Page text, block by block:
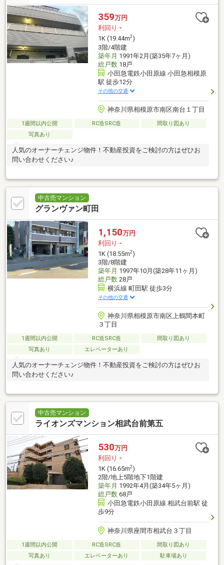
359万円
利回り -
1K (19.44m2)
3階/4階建
築年月 1991年2月(築35年7ヶ月)
総戸数18戸
小田急電鉄小田原線 小田急相模原
駅 徒歩12分
その他の交通
神奈川県相模原市南区南台１丁目
1週間以内公開 RC造SRC造
間取り図あり
写真あり
人気のオーナーチェンジ物件！不動産投資をご検討の方はぜひお
問い合わせください♪
中古売マンション
グランヴァン町田
1,150万円
利回り -
1K (18.55m2)
3階/8階建
築年月 1997年10月(築28年11ヶ月)
総戸数28戸
横浜線 町田駅 徒歩3分
その他の交通
神奈川県相模原市南区上鶴間本町
３丁目
1週間以内公開 RC造SRC造
間取り図あり
写真あり
エレベーターあり
人気のオーナーチェンジ物件！不動産投資をご検討の方はぜひお
問い合わせください♪
中古売マンション
ライオンズマンション相武台前第五
530万円
利回り -
1K (16.65m2)
2階/地上5階地下1階建
築年月 1992年4月(築34年5ヶ月)
総戸数68戸
小田急電鉄小田原線 相武台前駅 徒
歩9分
神奈川県座間市相武台３丁目
1週間以内公開 RC造SRC造
間取り図あり
写真あり
エレベーターあり 駐車場あり